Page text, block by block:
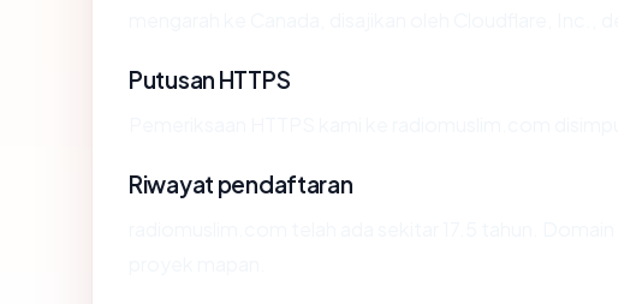
Putusan HTTPS
Riwayat pendaftaran